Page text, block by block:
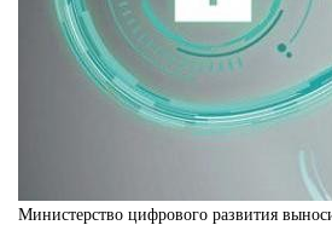
Министерство цифрового развития